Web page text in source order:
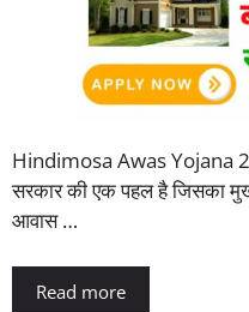
Hindimosa Awas Yojana
सरकार की एक पहल है जिसका
आवास …
Read more